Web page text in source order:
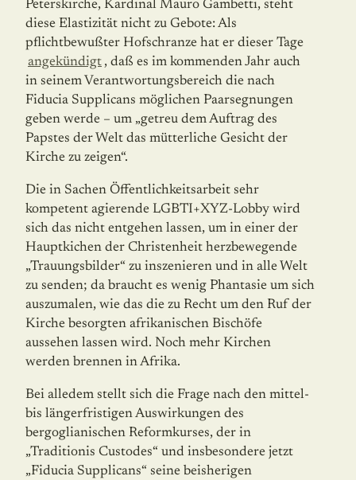
Peterskirche, Kardinal Mauro Gambetti, steht
diese Elastizität nicht zu Gebote: Als
pflichtbewußter Hofschranze hat er dieser Tage
angekündigt , daß es im kommenden Jahr auch
in seinem Verantwortungsbereich die nach
Fiducia Supplicans möglichen Paarsegnungen
geben werde – um „getreu dem Auftrag des
Papstes der Welt das mütterliche Gesicht der
Kirche zu zeigen“.
Die in Sachen Öffentlichkeitsarbeit sehr
kompetent agierende LGBTI+XYZ-Lobby wird
sich das nicht entgehen lassen, um in einer der
Hauptkichen der Christenheit herzbewegende
„Trauungsbilder“ zu inszenieren und in alle Welt
zu senden; da braucht es wenig Phantasie um sich
auszumalen, wie das die zu Recht um den Ruf der
Kirche besorgten afrikanischen Bischöfe
aussehen lassen wird. Noch mehr Kirchen
werden brennen in Afrika.
Bei alledem stellt sich die Frage nach den mittel-
bis längerfristigen Auswirkungen des
bergoglianischen Reformkurses, der in
„Traditionis Custodes“ und insbesondere jetzt
„Fiducia Supplicans“ seine beisherigen